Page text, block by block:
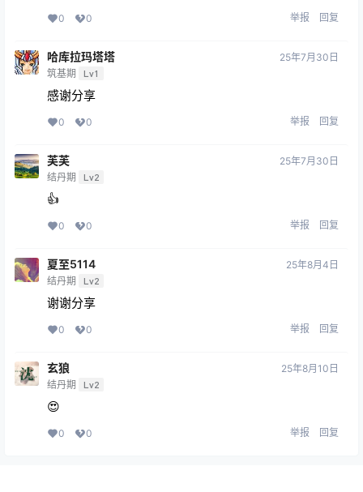
0 0 举报 回复
哈库拉玛塔塔
筑基期 Lv1
25年7月30日
感谢分享
0 0 举报 回复
芙芙
结丹期 Lv2
25年7月30日
👍
0 0 举报 回复
夏至5114
结丹期 Lv2
25年8月4日
谢谢分享
0 0 举报 回复
玄狼
结丹期 Lv2
25年8月10日
😍
0 0 举报 回复